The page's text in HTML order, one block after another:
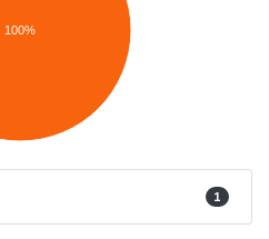
100%
1